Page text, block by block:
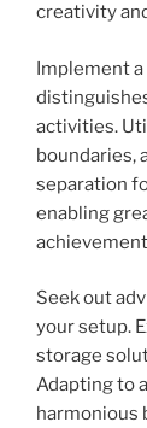
creativity
Implement
activities.
boundaries,
separation
enabling
Seek out
your setup.
storage
Adapting to
harmonious